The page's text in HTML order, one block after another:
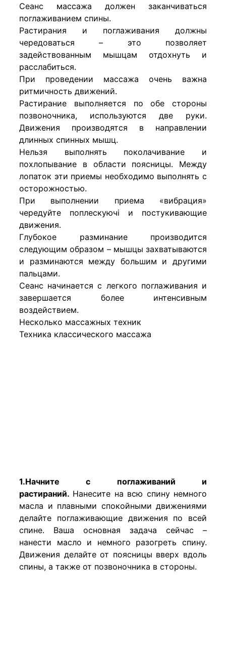
Сеанс массажа должен заканчиваться
поглаживанием спины.
Растирания и поглаживания должны
чередоваться – это позволяет
задействованным мышцам отдохнуть и
расслабиться.
При проведении массажа очень важна
ритмичность движений.
Растирание выполняется по обе стороны
позвоночника, используются две руки.
Движения производятся в направлении
длинных спинных мышц.
Нельзя выполнять поколачивание и
похлопывание в области поясницы. Между
лопаток эти приемы необходимо выполнять с
осторожностью.
При выполнении приема «вибрация»
чередуйте поплескуючі и постукивающие
движения.
Глубокое разминание производится
следующим образом – мышцы захватываются
и разминаются между большим и другими
пальцами.
Сеанс начинается с легкого поглаживания и
завершается более интенсивным
воздействием.
Несколько массажных техник
Техника классического массажа
1.Начните с поглаживаний и
растираний. Нанесите на всю спину немного
масла и плавными спокойными движениями
делайте поглаживающие движения по всей
спине. Ваша основная задача сейчас –
нанести масло и немного разогреть спину.
Движения делайте от поясницы вверх вдоль
спины, а также от позвоночника в стороны.